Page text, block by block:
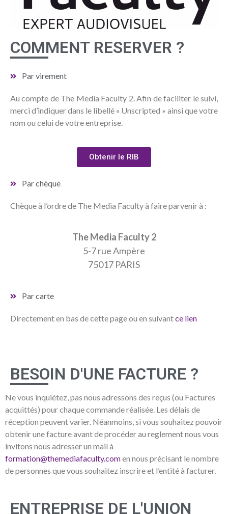
COMMENT RESERVER ?​
Par virement
Au compte de The Media Faculty 2. Afin de faciliter le suivi,
merci d’indiquer dans le libellé « Unscripted » ainsi que votre
nom ou celui de votre entreprise.
Obtenir le RIB
Par chèque
Chèque à l’ordre de The Media Faculty à faire parvenir à :
The Media Faculty 2
5-7 rue Ampère
75017 PARIS
Par carte
Directement en bas de cette page ou en suivantce lien
BESOIN D'UNE FACTURE ?​
Ne vous inquiétez, pas nous adressons des reçus (ou Factures
acquittés) pour chaque commande réalisée. Les délais de
réception peuvent varier. Néanmoins, si vous souhaitez pouvoir
obtenir une facture avant de procéder au reglement nous vous
invitons nous adresser un mail à
formation@themediafaculty.comen nous précisant le nombre
de personnes que vous souhaitez inscrire et l’entité à facturer.
ENTREPRISE DE L'UNION